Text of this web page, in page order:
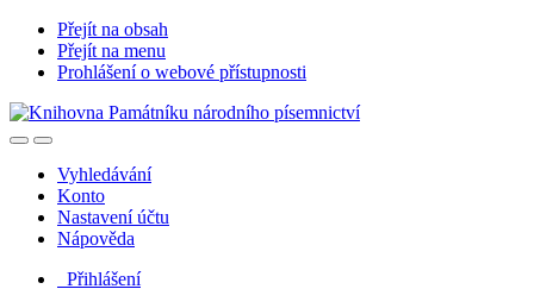
Přejít na obsah
Přejít na menu
Prohlášení o webové přístupnosti
Vyhledávání
Konto
Nastavení účtu
Nápověda
Přihlášení